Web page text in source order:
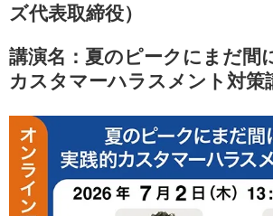
ズ代表取締役）
講演名：夏のピークにまだ
カスタマーハラスメント対策